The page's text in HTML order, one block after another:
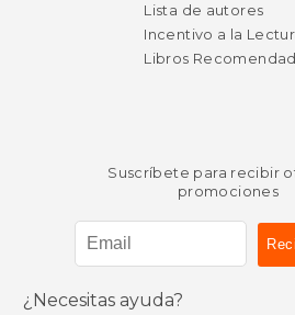
Lista de autores
Incentivo a la
Libros
Suscríbete para recibir
promociones
¿Necesitas ayuda?